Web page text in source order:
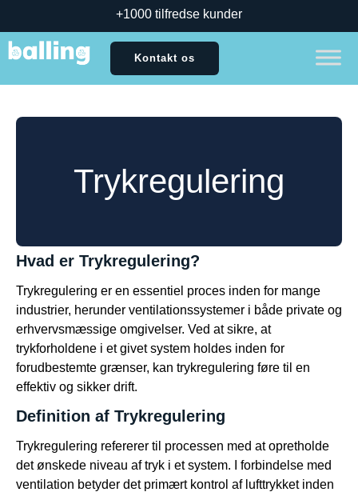
+1000 tilfredse kunder
Kontakt os
Trykregulering
Hvad er Trykregulering?
Trykregulering er en essentiel proces inden for mange
industrier, herunder ventilationssystemer i både private og
erhvervsmæssige omgivelser. Ved at sikre, at
trykforholdene i et givet system holdes inden for
forudbestemte grænser, kan trykregulering føre til en
effektiv og sikker drift.
Definition af Trykregulering
Trykregulering refererer til processen med at opretholde
det ønskede niveau af tryk i et system. I forbindelse med
ventilation betyder det primært kontrol af lufttrykket inden